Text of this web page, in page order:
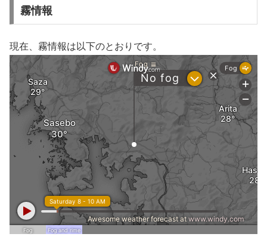
霧情報
現在、霧情報は以下のとおりです。